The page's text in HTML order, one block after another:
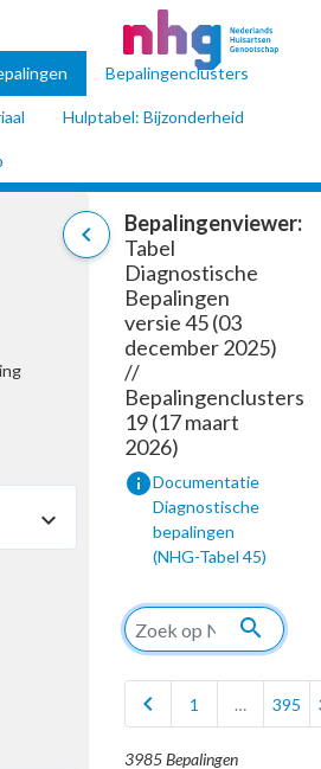
Bepalingenclusters
Hulptabel: Bijzonderheid
chevron_left
Bepalingenviewer:
Tabel
Diagnostische
Bepalingen
versie 45 (03
december 2025)
//
Bepalingenclusters
19 (17 maart
2026)
infoDocumentatie
Diagnostische
bepalingen
(NHG-Tabel 45)
search
chevron_left 1 … 395
3985 Bepalingen